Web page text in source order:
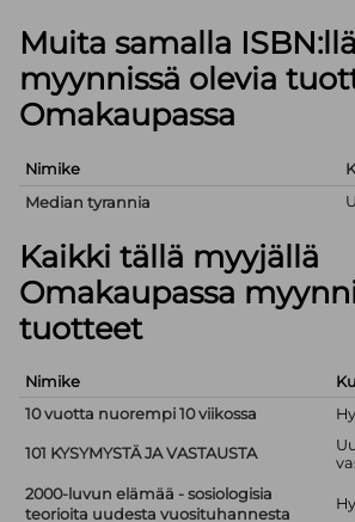
Muita samalla ISBN:llä
myynnissä olevia
Omakaupassa
Nimike
Median tyrannia
Kaikki tällä myyjällä
Omakaupassa
tuotteet
Nimike
10 vuotta nuorempi 10 viikossa
101 KYSYMYSTÄ JA VASTAUSTA
2000-luvun elämää - sosiologisia
teorioita uudesta vuosituhannesta